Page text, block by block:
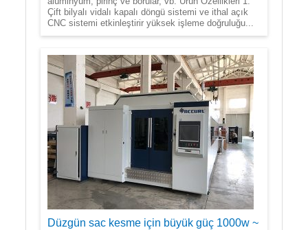
Çift bilyalı vidalı kapalı döngü sistemi ve ithal açık
CNC sistemi etkinleştirir yüksek işleme doğruluğu...
Düzgün sac kesme için büyük güç 1000w ~